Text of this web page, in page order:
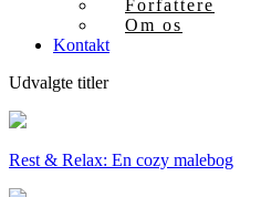
Forfattere
Om os
Kontakt
Udvalgte titler
Rest & Relax: En cozy malebog